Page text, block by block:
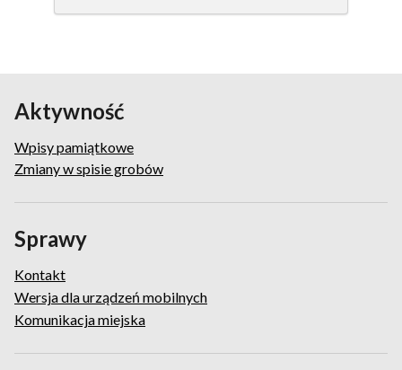
wpis
Aktywność
Wpisy pamiątkowe
Zmiany w spisie grobów
Sprawy
Kontakt
Wersja dla urządzeń mobilnych
Komunikacja miejska